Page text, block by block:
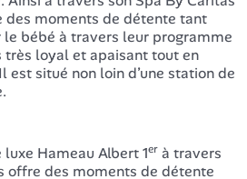
moments de détente tant
bébé à travers leur programme
très loyal et apaisant tout en
est situé non loin d’une station de
Hameau Albert 1er à travers
offre des moments de détente